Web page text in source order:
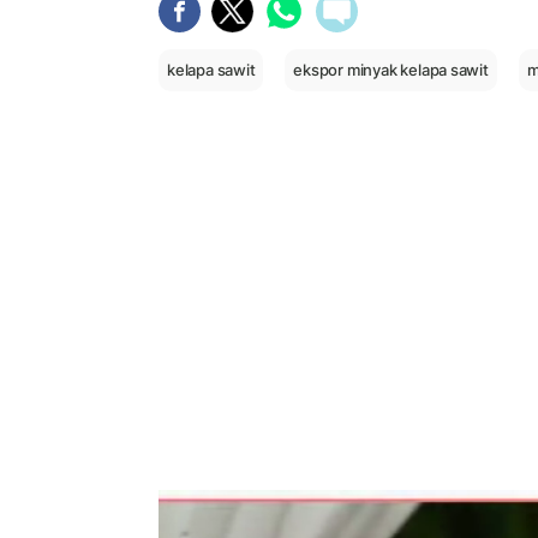
kelapa sawit ekspor minyak kelapa sawit